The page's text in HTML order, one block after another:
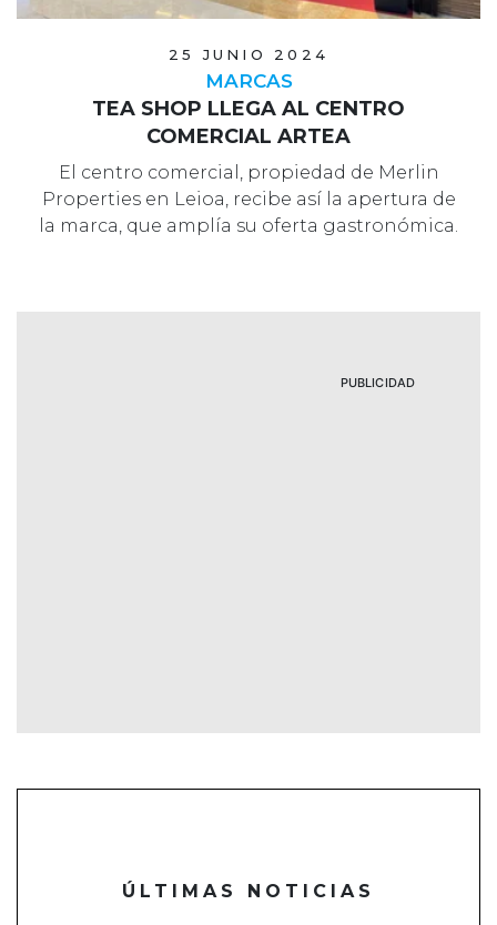
25 JUNIO 2024
MARCAS
TEA SHOP LLEGA AL CENTRO
COMERCIAL ARTEA
El centro comercial, propiedad de Merlin
Properties en Leioa, recibe así la apertura de
la marca, que amplía su oferta gastronómica.
PUBLICIDAD
ÚLTIMAS NOTICIAS